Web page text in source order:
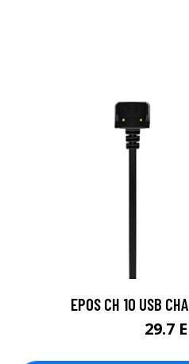
EPOS CH 10 USB
29.7